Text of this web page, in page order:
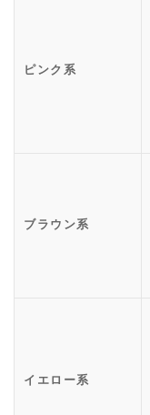
ピンク系
ブラウン系
イエロー系